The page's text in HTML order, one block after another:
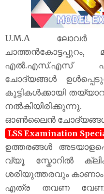
U.M.A
ചാത്തൻകോട്ടപ്പുറം,
എൽ.എസ്.എസ്
ചോദ്യങ്ങൾ
കുട്ടികൾക്കായി
ഓൺലൈൻ
LSS Examination
ഉത്തരങ്ങൾ
വ്യൂ സ്കോറിൽ
ശരിയുത്തരവും കാണാം
എത്ര തവണ